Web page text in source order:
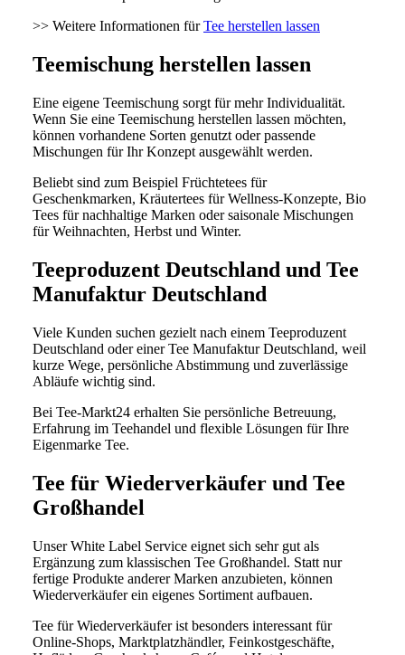
>> Weitere Informationen fürTee herstellen lassen
Teemischung herstellen lassen
Eine eigene Teemischung sorgt für mehr Individualität.
Wenn Sie eine Teemischung herstellen lassen möchten,
können vorhandene Sorten genutzt oder passende
Mischungen für Ihr Konzept ausgewählt werden.
Beliebt sind zum Beispiel Früchtetees für
Geschenkmarken, Kräutertees für Wellness-Konzepte, Bio
Tees für nachhaltige Marken oder saisonale Mischungen
für Weihnachten, Herbst und Winter.
Teeproduzent Deutschland und Tee
Manufaktur Deutschland
Viele Kunden suchen gezielt nach einem Teeproduzent
Deutschland oder einer Tee Manufaktur Deutschland, weil
kurze Wege, persönliche Abstimmung und zuverlässige
Abläufe wichtig sind.
Bei Tee-Markt24 erhalten Sie persönliche Betreuung,
Erfahrung im Teehandel und flexible Lösungen für Ihre
Eigenmarke Tee.
Tee für Wiederverkäufer und Tee
Großhandel
Unser White Label Service eignet sich sehr gut als
Ergänzung zum klassischen Tee Großhandel. Statt nur
fertige Produkte anderer Marken anzubieten, können
Wiederverkäufer ein eigenes Sortiment aufbauen.
Tee für Wiederverkäufer ist besonders interessant für
Online-Shops, Marktplatzhändler, Feinkostgeschäfte,